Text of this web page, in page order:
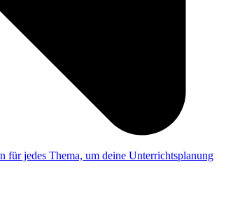
für jedes Thema, um deine Unterrichtsplanung